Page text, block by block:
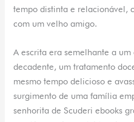
tempo distinta e relacionável,
com um velho amigo.
A escrita era semelhante a
decadente, um tratamento
mesmo tempo delicioso e
surgimento de uma família
senhorita de Scuderi ebooks